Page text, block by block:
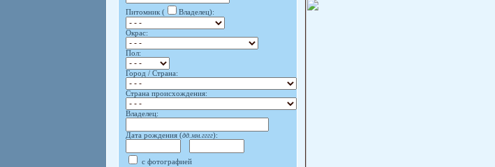
Питомник ( Владелец):
Окрас:
Пол:
Город / Страна:
Страна происхождения:
Владелец:
Дата рождения (дд.мм.гггг):
с фотографией